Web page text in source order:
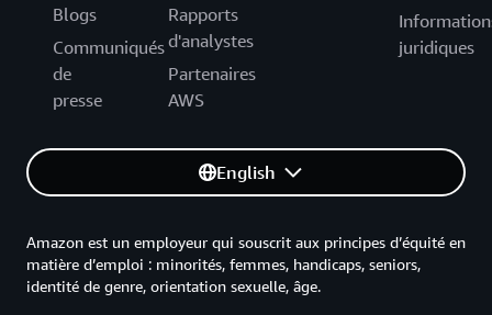
Blogs
Communiqués
de
presse
Rapports
d'analystes
Partenaires
AWS
juridiques
English
Amazon est un employeur qui souscrit aux principes d’équité en
matière d’emploi : minorités, femmes, handicaps, seniors,
identité de genre, orientation sexuelle, âge.